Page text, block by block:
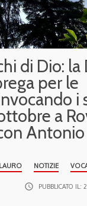
di Dio: la
per le
i
a
Antonio
NOTIZIE
access_time PUBBLICATO IL: